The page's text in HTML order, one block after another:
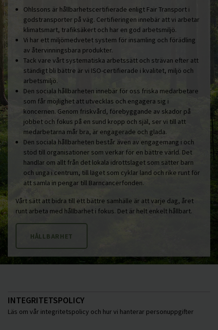
Ohlssons är hållbarhetscertifierade enligt Fair Transport i
godstransporter på väg. Certifieringen innebär att vi arbetar
klimatsmart, trafiksäkert och har en god arbetsmiljö.
Vi har ett miljömedvetet system för insamling och förädling
av återvinningsbara produkter.
Tack vare vårt systematiska arbetssätt och strävan efter att
ständigt bli bättre är vi ISO-certifierade i kvalitet, miljö och
arbetsmiljö.
Den sociala hållbarheten innebär för oss friska medarbetare
som får möjlighet att utvecklas och engagera sig i
koncernen. Genom friskvård, förebyggande av skador på
jobbet och fokus på en sund kropp och själ, ser vi till att
medarbetarna mår bra, är engagerade och glada.
Den sociala hållbarheten består även av engagemang i och
stöd till organisationer som verkar för en bättre värld. Det
handlar om allt från det lokala idrottslaget som sätter barn
och unga i centrum, till laget som cyklar land och rike runt för
att samla in pengar till Barncancerfonden.
Vårt sätt att bidra till ett bättre samhälle är att varje dag, året
runt arbeta med hållbarhet i fokus. Det är helt enkelt hållbart.
HÅLLBARHET
INTEGRITETSPOLICY
Läs om vår integritetspolicy och hur vi hanterar personuppgifter